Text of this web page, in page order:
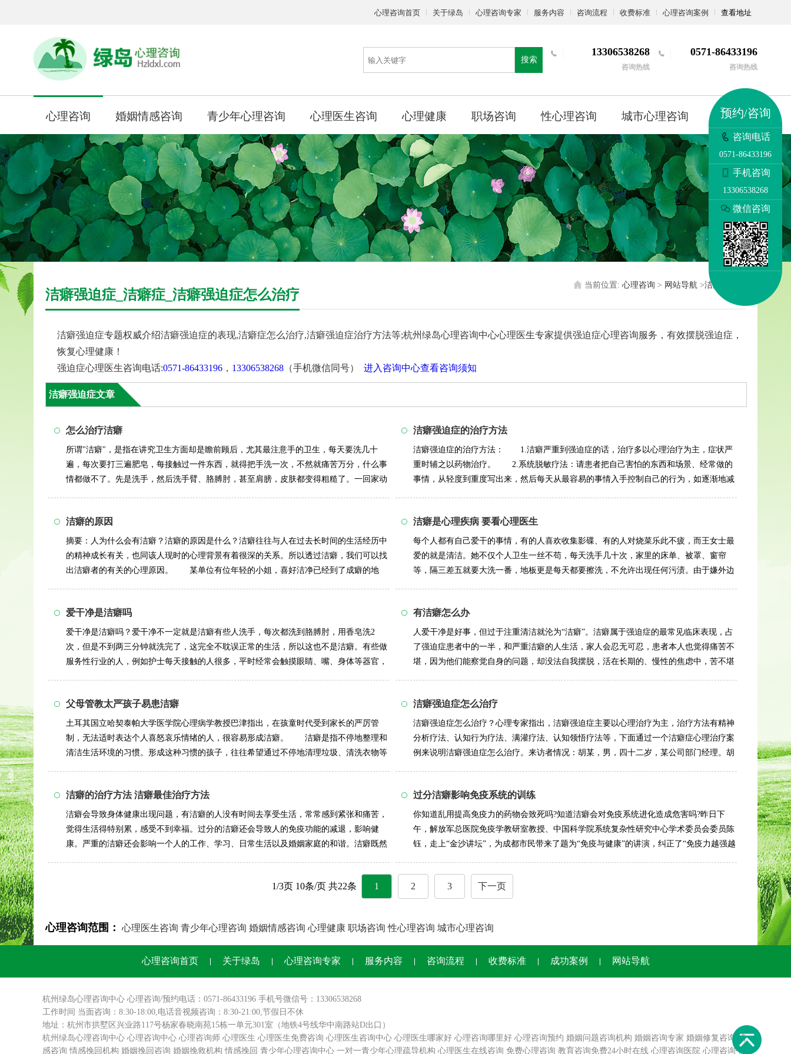
心理咨询首页 关于绿岛 心理咨询专家 服务内容 咨询流程 收费标准 心理咨询案例 查看地址
搜索
13306538268
咨询热线
0571-86433196
咨询热线
心理咨询 婚姻情感咨询 青少年心理咨询 心理医生咨询 心理健康 职场咨询 性心理咨询 城市心理咨询 更多
洁癖强迫症_洁癖症_洁癖强迫症怎么治疗
当前位置: 心理咨询 > 网站导航 >洁癖强迫症
洁癖强迫症专题权威介绍洁癖强迫症的表现,洁癖症怎么治疗,洁癖强迫症治疗方法等;杭州绿岛心理咨询中心心理医生专家提供强迫症心理咨询服务，有效摆脱强迫症，
恢复心理健康！
强迫症心理医生咨询电话:0571-86433196 ， 13306538268 （手机微信同号） 进入咨询中心查看咨询须知
洁癖强迫症文章
怎么治疗洁癖
所谓"洁癖"，是指在讲究卫生方面却是瞻前顾后，尤其最注意手的卫生，每天要洗几十
遍，每次要打三遍肥皂，每接触过一件东西，就得把手洗一次，不然就痛苦万分，什么事
情都做不了。先是洗手，然后洗手臂、胳膊肘，甚至肩膀，皮肤都变得粗糙了。一回家动
洁癖强迫症的治疗方法
洁癖强迫症的治疗方法： 1.洁癖严重到强迫症的话，治疗多以心理治疗为主，症状严
重时辅之以药物治疗。 2.系统脱敏疗法：请患者把自己害怕的东西和场景、经常做的
事情，从轻度到重度写出来，然后每天从最容易的事情入手控制自己的行为，如逐渐地减
洁癖的原因
摘要：人为什么会有洁癖？洁癖的原因是什么？洁癖往往与人在过去长时间的生活经历中
的精神成长有关，也同该人现时的心理背景有着很深的关系。所以透过洁癖，我们可以找
出洁癖者的有关的心理原因。 某单位有位年轻的小姐，喜好洁净已经到了成癖的地
洁癖是心理疾病 要看心理医生
每个人都有自己爱干的事情，有的人喜欢收集影碟、有的人对烧菜乐此不疲，而王女士最
爱的就是清洁。她不仅个人卫生一丝不苟，每天洗手几十次，家里的床单、被罩、窗帘
等，隔三差五就要大洗一番，地板更是每天都要擦洗，不允许出现任何污渍。由于嫌外边
爱干净是洁癖吗
爱干净是洁癖吗？爱干净不一定就是洁癖有些人洗手，每次都洗到胳膊肘，用香皂洗2
次，但是不到两三分钟就洗完了，这完全不耽误正常的生活，所以这也不是洁癖。有些做
服务性行业的人，例如护士每天接触的人很多，平时经常会触摸眼睛、嘴、身体等器官，
有洁癖怎么办
人爱干净是好事，但过于注重清洁就沦为“洁癖”。洁癖属于强迫症的最常见临床表现，占
了强迫症患者中的一半，和严重洁癖的人生活，家人会忍无可忍，患者本人也觉得痛苦不
堪，因为他们能察觉自身的问题，却没法自我摆脱，活在长期的、慢性的焦虑中，苦不堪
父母管教太严孩子易患洁癖
土耳其国立哈契泰帕大学医学院心理病学教授巴津指出，在孩童时代受到家长的严厉管
制，无法适时表达个人喜怒哀乐情绪的人，很容易形成洁癖。 洁癖是指不停地整理和
清洁生活环境的习惯。形成这种习惯的孩子，往往希望通过不停地清理垃圾、清洗衣物等
洁癖强迫症怎么治疗
洁癖强迫症怎么治疗？心理专家指出，洁癖强迫症主要以心理治疗为主，治疗方法有精神
分析疗法、认知行为疗法、满灌疗法、认知领悟疗法等，下面通过一个洁癖症心理治疗案
例来说明洁癖强迫症怎么治疗。来访者情况：胡某，男，四十二岁，某公司部门经理。胡
洁癖的治疗方法 洁癖最佳治疗方法
洁癖会导致身体健康出现问题，有洁癖的人没有时间去享受生活，常常感到紧张和痛苦，
觉得生活得特别累，感受不到幸福。过分的洁癖还会导致人的免疫功能的减退，影响健
康。严重的洁癖还会影响一个人的工作、学习、日常生活以及婚姻家庭的和谐。洁癖既然
过分洁癖影响免疫系统的训练
你知道乱用提高免疫力的药物会致死吗?知道洁癖会对免疫系统进化造成危害吗?昨日下
午，解放军总医院免疫学教研室教授、中国科学院系统复杂性研究中心学术委员会委员陈
钰，走上“金沙讲坛”，为成都市民带来了题为“免疫与健康”的讲演，纠正了“免疫力越强越
1/3页 10条/页 共22条 1 2 3 下一页
心理咨询范围： 心理医生咨询 青少年心理咨询 婚姻情感咨询 心理健康 职场咨询 性心理咨询 城市心理咨询
预约/咨询
咨询电话
0571-86433196
手机咨询
13306538268
微信咨询
心理咨询首页 关于绿岛 心理咨询专家 服务内容 咨询流程 收费标准 成功案例 网站导航
杭州绿岛心理咨询中心 心理咨询/预约电话：0571-86433196 手机号微信号：13306538268
工作时间 当面咨询：8:30-18:00,电话音视频咨询：8:30-21:00,节假日不休
地址：杭州市拱墅区兴业路117号杨家春晓南苑15栋一单元301室（地铁4号线华中南路站D出口）
杭州绿岛心理咨询中心 心理咨询中心 心理咨询师 心理医生 心理医生免费咨询 心理医生咨询中心 心理医生哪家好 心理咨询哪里好 心理咨询预约 婚姻问题咨询机构 婚姻咨询专家 婚姻修复咨询 情
感咨询 情感挽回机构 婚姻挽回咨询 婚姻挽救机构 情感挽回 青少年心理咨询中心 一对一青少年心理疏导机构 心理医生在线咨询 免费心理咨询 教育咨询免费24小时在线 心理咨询医院 心理咨询平